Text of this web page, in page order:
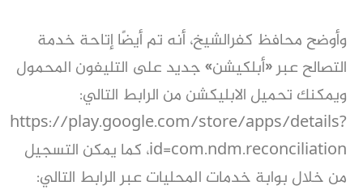
وأوضح محافظ كفرالشيخ، أنه تم أيضًا إتاحة خدمة
التصالح عبر «أبلكيشن» جديد على التليفون المحمول
ويمكنك تحميل الابليكشن من الرابط التالي:
‏https://play.google.com/store/apps/details?
id=com.ndm.reconciliation، كما يمكن التسجيل
من خلال بوابة خدمات المحليات عبر الرابط التالي: